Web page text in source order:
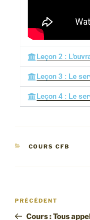
Leçon 2 :
Leçon 3 : Le
Leçon 4 : Le
COURS CFB
PRÉCÉDENT
Cours : Tous